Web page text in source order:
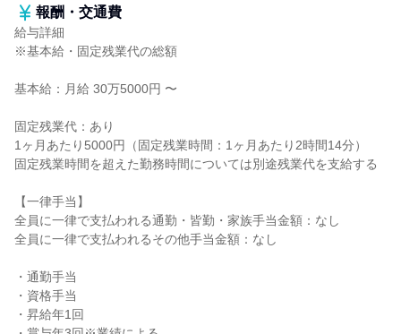
報酬・交通費
給与詳細
※基本給・固定残業代の総額
基本給：月給 30万5000円 〜
固定残業代：あり
1ヶ月あたり5000円（固定残業時間：1ヶ月あたり2時間14分）
固定残業時間を超えた勤務時間については別途残業代を支給する
【一律手当】
全員に一律で支払われる通勤・皆勤・家族手当金額：なし
全員に一律で支払われるその他手当金額：なし
・通勤⼿当
・資格⼿当
・昇給年1回